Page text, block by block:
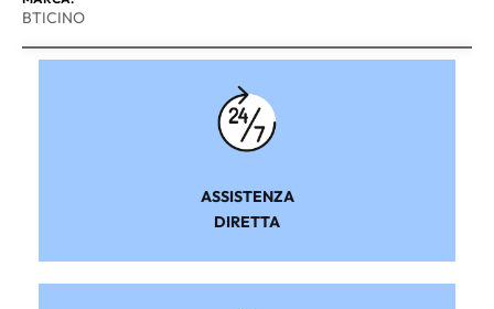
BTICINO
ASSISTENZA
DIRETTA